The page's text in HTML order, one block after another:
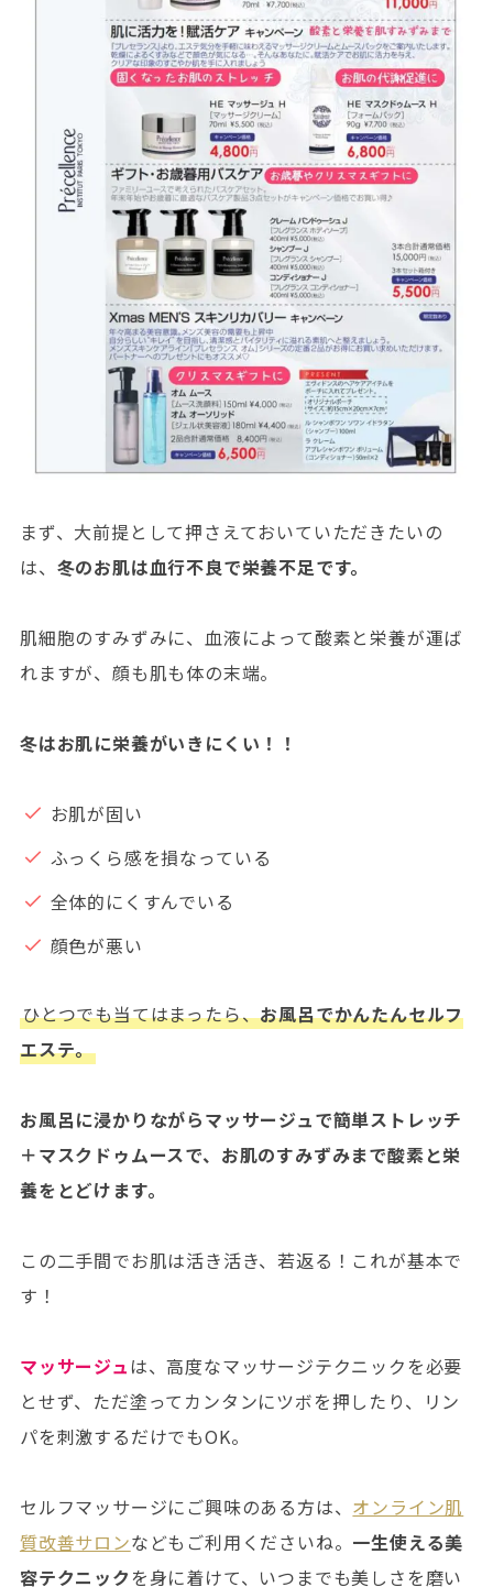
まず、大前提として押さえておいていただきたいの
は、 冬のお肌は血行不良で栄養不足です。
肌細胞のすみずみに、血液によって酸素と栄養が運ば
れますが、顔も肌も体の末端。
冬はお肌に栄養がいきにくい！！
お肌が固い
ふっくら感を損なっている
全体的にくすんでいる
顔色が悪い
ひとつでも当てはまったら、お風呂でかんたんセルフ
エステ。
お風呂に浸かりながらマッサージュで簡単ストレッチ
＋マスクドゥムースで、お肌のすみずみまで酸素と栄
養をとどけます。
この二手間でお肌は活き活き、若返る！これが基本で
す！
マッサージュは、高度なマッサージテクニックを必要
とせず、ただ塗ってカンタンにツボを押したり、リン
パを刺激するだけでもOK。
セルフマッサージにご興味のある方は、 オンライン肌
質改善サロンなどもご利用くださいね。 一生使える美
容テクニックを身に着けて、いつまでも美しさを磨い